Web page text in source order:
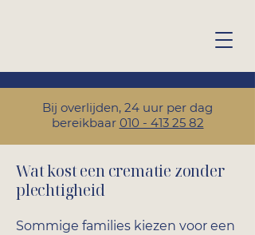
Bij overlijden, 24 uur per dag
bereikbaar 010 - 413 25 82
Wat kost een crematie zonder
plechtigheid
Sommige families kiezen voor een